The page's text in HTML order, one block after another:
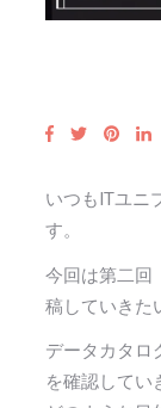
いつもITユニ
す。
今回は第二回
稿していきた
データカタロ
を確認してい